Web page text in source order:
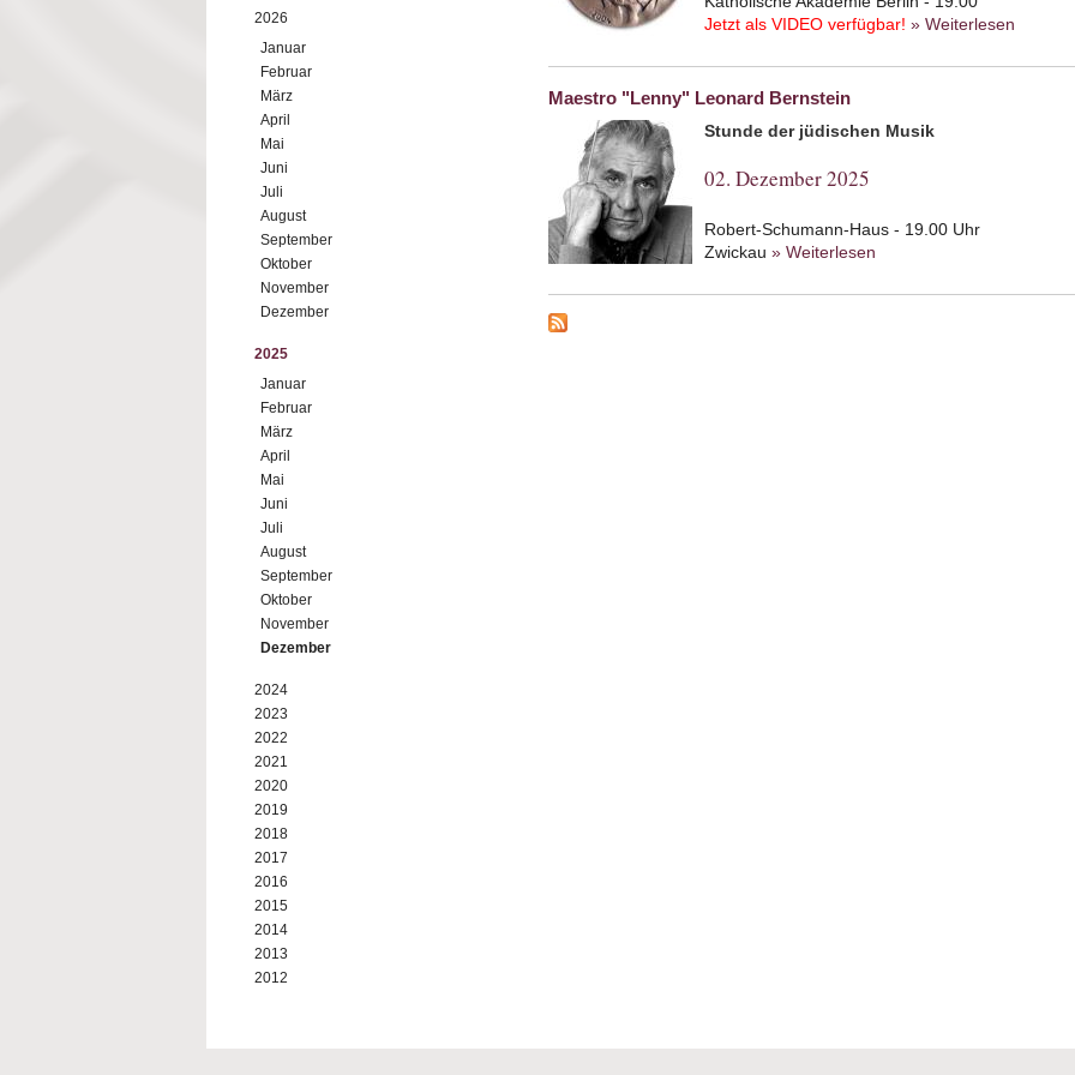
2026
Januar
Februar
März
April
Mai
Juni
Juli
August
September
Oktober
November
Dezember
2025
Januar
Februar
März
April
Mai
Juni
Juli
August
September
Oktober
November
Dezember
2024
2023
2022
2021
2020
2019
2018
2017
2016
2015
2014
2013
2012
Jetzt als VIDEO verfügbar! » Weiterlesen
Maestro "Lenny" Leonard Bernstein
Stunde der jüdischen Musik
02. Dezember 2025
Robert-Schumann-Haus - 19.00 Uhr
Zwickau » Weiterlesen